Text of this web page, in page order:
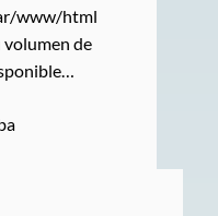
www/html
volumen de